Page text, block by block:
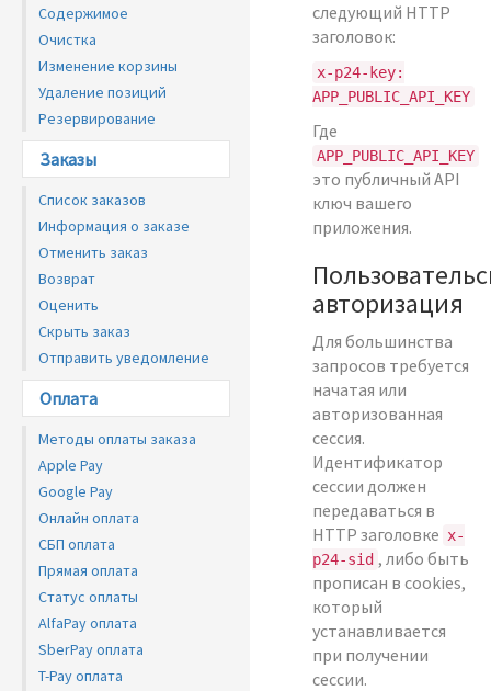
Содержимое
Очистка
Изменение корзины
Удаление позиций
Резервирование
Заказы
Список заказов
Информация о заказе
Отменить заказ
Возврат
Оценить
Скрыть заказ
Отправить уведомление
Оплата
Методы оплаты заказа
Apple Pay
Google Pay
Онлайн оплата
СБП оплата
Прямая оплата
Статус оплаты
AlfaPay оплата
SberPay оплата
T-Pay оплата
следующий HTTP
заголовок:
x-p24-key:
APP_PUBLIC_API_KEY
Где
APP_PUBLIC_API_KEY
это публичный API
ключ вашего
приложения.
авторизация
Для большинства
запросов требуется
начатая или
авторизованная
сессия.
Идентификатор
сессии должен
передаваться в
HTTP заголовке x-
p24-sid , либо быть
прописан в cookies,
который
устанавливается
при получении
сессии.